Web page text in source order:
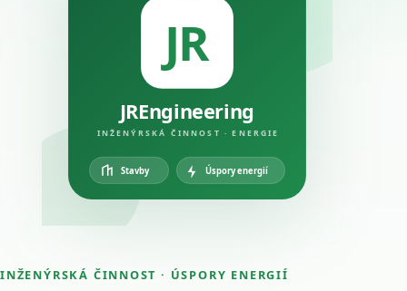
INŽENÝRSKÁ ČINNOST · ÚSPORY ENERGIÍ
JR
JREngineering
INŽENÝRSKÁ ČINNOST · ENERGIE
Stavby Úspory energií